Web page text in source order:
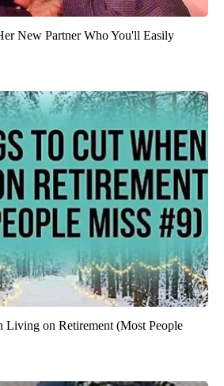
New Partner Who You'll Easily
Living on Retirement (Most People